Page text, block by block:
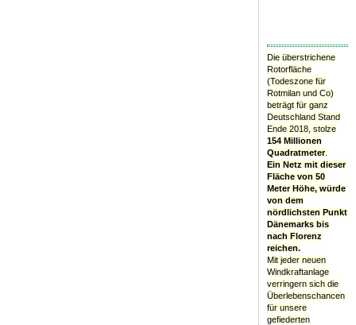
Die überstrichene
Rotorfläche
(Todeszone für
Rotmilan und Co)
beträgt für ganz
Deutschland Stand
Ende 2018, stolze
154 Millionen
Quadratmeter.
Ein Netz mit dieser
Fläche von 50
Meter Höhe, würde
von dem
nördlichsten Punkt
Dänemarks bis
nach Florenz
reichen.
Mit jeder neuen
Windkraftanlage
verringern sich die
Überlebenschancen
für unsere
gefiederten